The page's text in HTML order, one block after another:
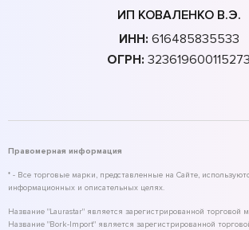
ИП КОВАЛЕНКО В.Э.
ИНН: 616485835533
ОГРН: 323619600115273
Правомерная информация
* - Все торговые марки, представленные на Сайте,
информационных и описательных целях.
Название "Laurastar" является зарегистрированной торговой
Название "Bork-Import" является зарегистрированной